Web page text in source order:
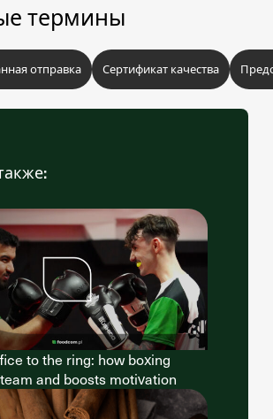
термины
отправка Сертификат качества
to the ring: how boxing
and boosts motivation